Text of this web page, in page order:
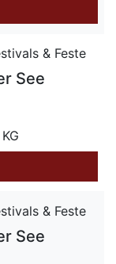
& Feste
See
& Feste
See